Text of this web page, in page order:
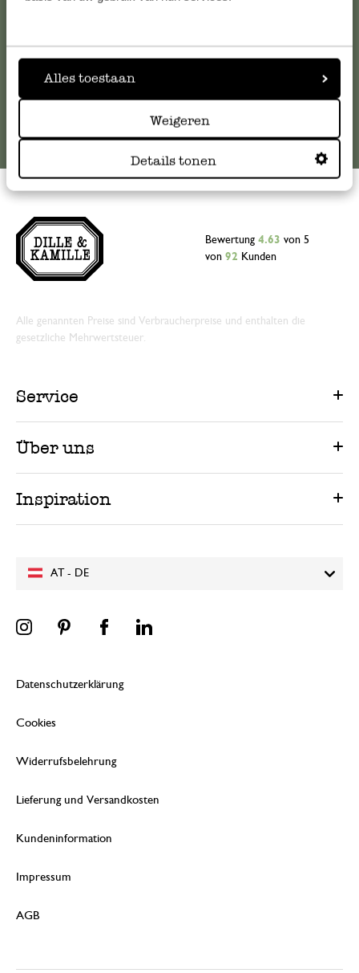
Alles toestaan
Weigeren
Details tonen
Online-Kundenservice
AT - DE
Bewertung 4.63 von 5
von 92 Kunden
Alle genannten Preise sind Verbraucherpreise und enthalten die
gesetzliche Mehrwertsteuer.
Service
Über uns
Inspiration
Datenschutzerklärung
Cookies
Widerrufsbelehrung
Lieferung und Versandkosten
Kundeninformation
Impressum
AGB